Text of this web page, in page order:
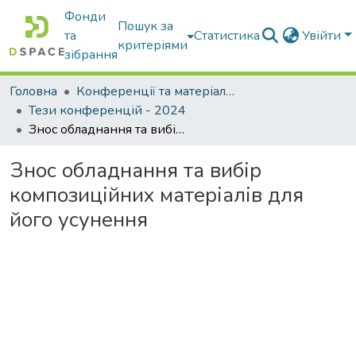
Фонди
та
зібрання
Пошук за
критеріями
Статистика Увійти
Головна
Конференції та матеріали конференцій
Тези конференцій - 2024
Знос обладнання та вибір композиційних матеріалів для його усунення
Знос обладнання та вибір
композиційних матеріалів для
його усунення